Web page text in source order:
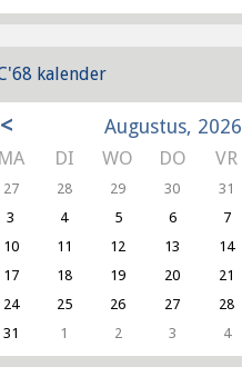
kalender
< Augustus, 2026
MA DI WO DO VR
27 28 29 30 31
3
4 5 6 7
10
11 12 13 14
17
18 19 20 21
24
25 26 27 28
31
1 2 3 4